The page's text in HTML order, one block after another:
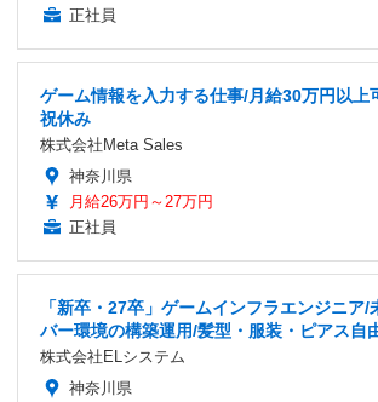
正社員
ゲーム情報を入力する仕事/月給30万円以上
祝休み
株式会社Meta Sales
神奈川県
月給26万円～27万円
正社員
「新卒・27卒」ゲームインフラエンジニア/
バー環境の構築運用/髪型・服装・ピアス自
株式会社ELシステム
神奈川県